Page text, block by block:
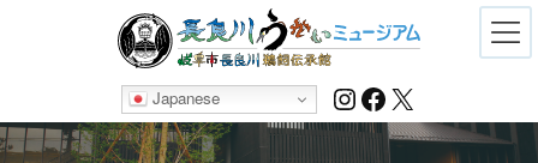
Japanese Instagram
Facebook
X